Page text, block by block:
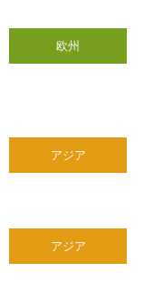
欧州
アジア
アジア